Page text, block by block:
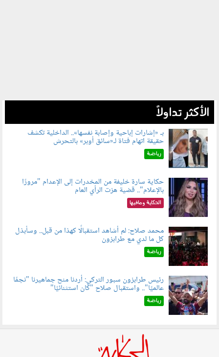
الأكثر تداولاً
060804.jpg
بـ «إشارات إباحية وإصابة نفسها».. الداخلية تكشف
حقيقة اتهام فتاة لـ«سائق أوبر» بالتحرش
رياضة
060801.jpeg
حكاية سارة خليفة من المخدرات إلى الإعدام "مرورًا
بالإعلام".. قضية هزت الرأي العام
الحكاية ومافيها
060802.jpg
محمد صلاح: لم أشاهد استقبالًا كهذا من قبل.. وسأبذل
كل ما لدي مع طرابزون
رياضة
060803.jpg
رئيس طرابزون سبور التركي: أردنا منح جماهيرنا "نجمًا
عالميًا".. واستقبال صلاح "كان استثنائيًا"
رياضة